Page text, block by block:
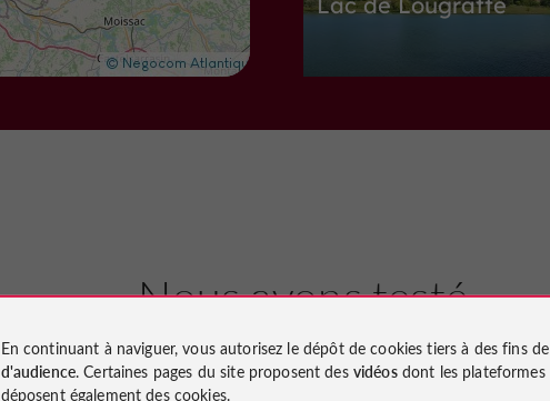
Eglise Saint-Etienne
Nous avons testé
pour vous
En continuant à naviguer, vous autorisez le dépôt de cookies tiers à des fins de
d'audience. Certaines pages du site proposent des vidéosdont les plateformes
déposent également des cookies.